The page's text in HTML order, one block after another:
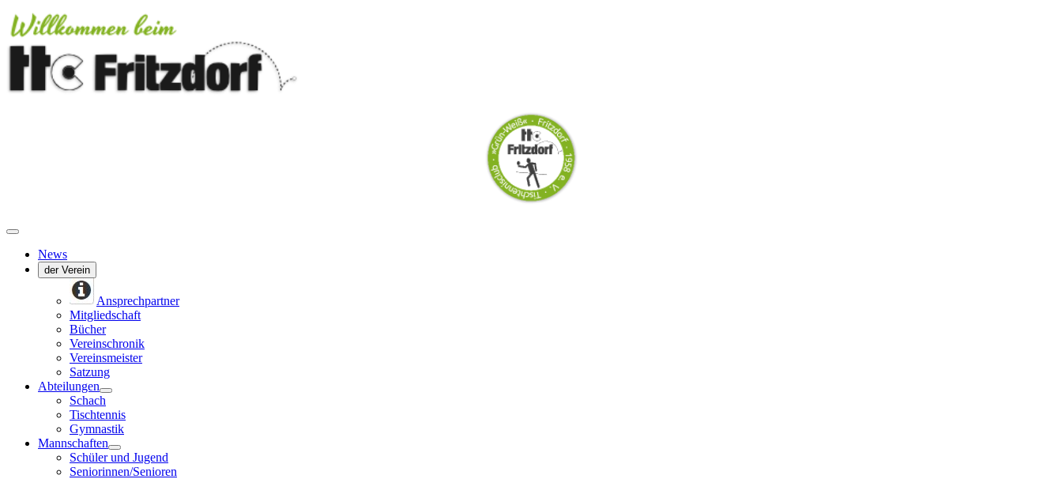
News
der Verein
Ansprechpartner
Mitgliedschaft
Bücher
Vereinschronik
Vereinsmeister
Satzung
Abteilungen
Schach
Tischtennis
Gymnastik
Mannschaften
Schüler und Jugend
Seniorinnen/Senioren